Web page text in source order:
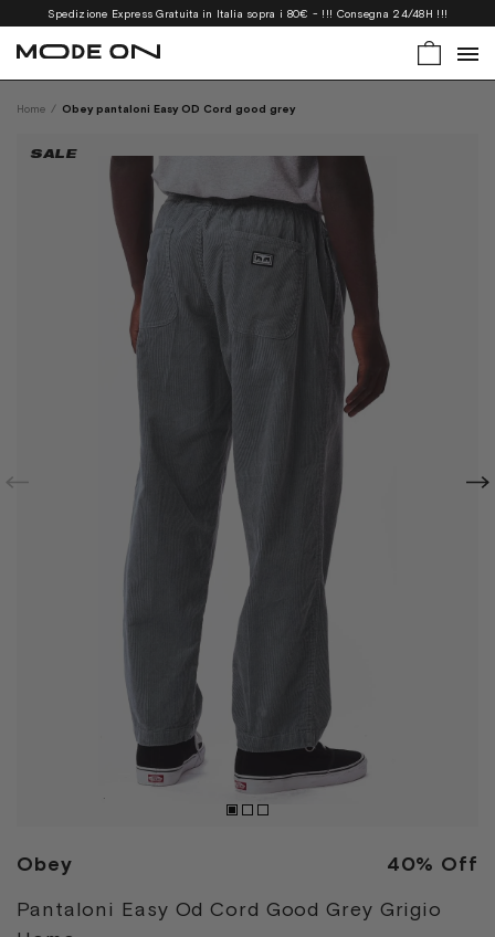
Spedizione Express Gratuita in Italia sopra i 80€ - !!! Consegna 24/48H !!!
Home / Obey pantaloni Easy OD Cord good grey
SALE
Obey
40% Off
Pantaloni Easy Od Cord Good Grey Grigio